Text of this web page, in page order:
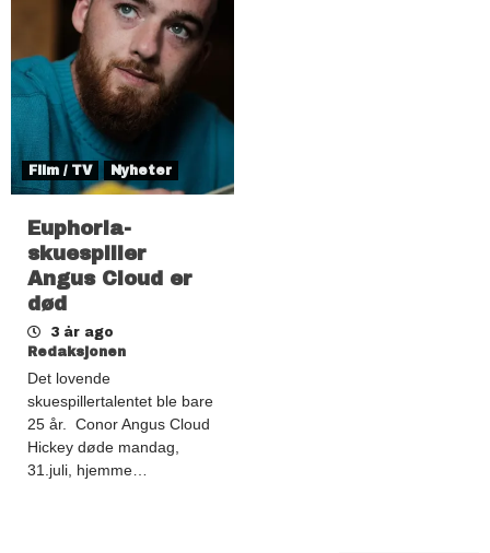
Film / TV Nyheter
Euphoria-
skuespiller
Angus Cloud er
død
3 år ago
Redaksjonen
Det lovende
skuespillertalentet ble bare
25 år. Conor Angus Cloud
Hickey døde mandag,
31.juli, hjemme…